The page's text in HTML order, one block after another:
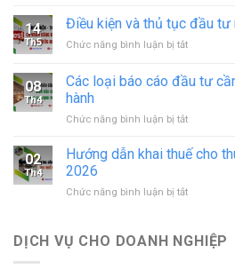
–
ký
động
in
nhất
tục
nhập
nghiệp
định
nhất
14
Th5
Điều kiện và thủ tục đầu tư
Chức năng bình luận bị tắtở
và
tục
tư
ngoài
08
Th4
Các loại báo cáo đầu tư
hành
Chức năng bình luận bị tắtở
loại
báo
đầu
nộp
02
Th4
Hướng dẫn khai thuế cho
2026
Chức năng bình luận bị tắtở
khai
DỊCH VỤ CHO DOANH NGHIỆP